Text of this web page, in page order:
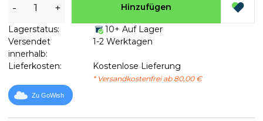
- + Hinzufügen
Lagerstatus:
10+ Auf Lager
Versendet
innerhalb:
1-2 Werktagen
Lieferkosten: Kostenlose Lieferung
* Versandkostenfrei ab 80,00 €
Zu GoWish